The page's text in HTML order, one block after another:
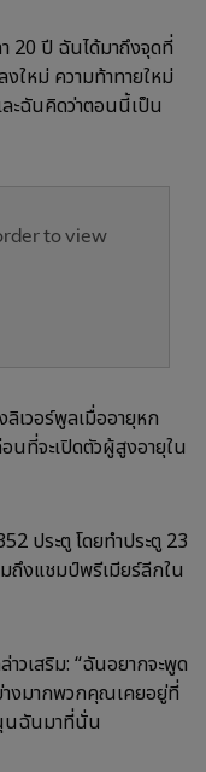
20 ปี ฉันได้มาถึงจุดที่
ใหม่ ความท้าทายใหม่
ะฉันคิดว่าตอนนี้เป็น
to view
ลิเวอร์พูลเมื่ออายุหก
นที่จะเปิดตัวผู้สูงอายุใน
ประตู โดยทำประตู 23
ถึงแชมป์พรีเมียร์ลีกใน
วเสริม: “ฉันอยากจะพูด
งมากพวกคุณเคยอยู่ที่
นฉันมาที่นั่น